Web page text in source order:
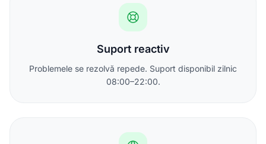
Suport reactiv
Problemele se rezolvă repede. Suport disponibil zilnic
08:00–22:00.